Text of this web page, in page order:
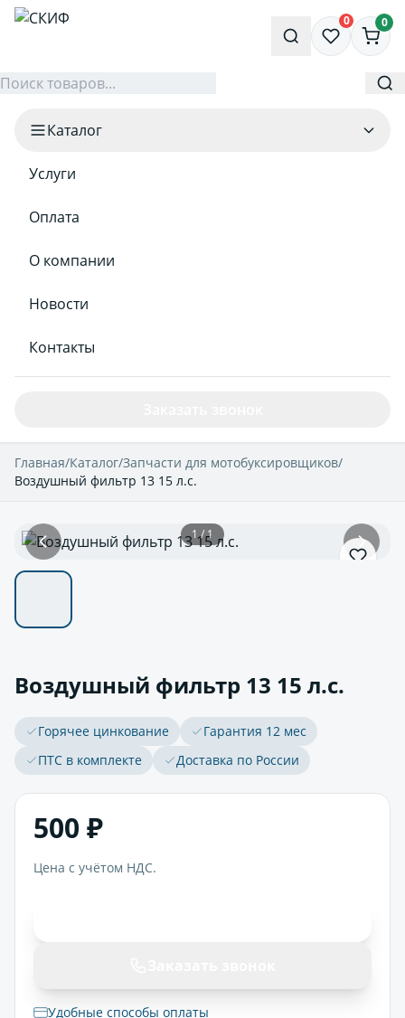
0 0
Каталог
Услуги
Оплата
О компании
Новости
Контакты
Главная/Каталог/Запчасти для мотобуксировщиков/
Воздушный фильтр 13 15 л.с.
1 / 1
Воздушный фильтр 13 15 л.с.
Горячее цинкование
Гарантия 12 мес
ПТС в комплекте
Доставка по России
500 ₽
Цена с учётом НДС.
Удобные способы оплаты